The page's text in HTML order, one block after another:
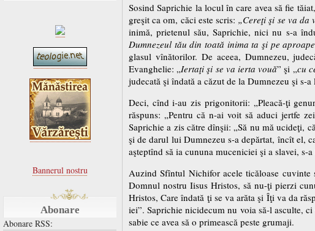
Bannerul nostru
Abonare
Abonare RSS:
Sosind Saprichie la locul în care avea să fie
greşit ca om, căci este scris: „Cereţi şi se va da
inimă, prietenul său, Saprichie, nici nu s-a
Dumnezeul tău din toată inima ta şi pe
glasul vînătorilor. De aceea, Dumnezeu,
Evanghelie: „Iertaţi şi se va ierta vouă” şi „cu
judecată şi îndată a căzut de la Dumnezeu şi s-
Deci, cînd i-au zis prigonitorii: „Pleacă-ţi
răspuns: „Pentru că n-ai voit să aduci jertfe
Saprichie a zis către dînşii: „Să nu mă ucideţi,
şi de darul lui Dumnezeu s-a depărtat, încît el,
aşteptînd să ia cununa muceniciei şi a slavei, s-
Auzind Sfîntul Nichifor acele ticăloase
Domnul nostru Iisus Hristos, să nu-ţi pierzi
Hristos, Care îndată ţi se va arăta şi Îţi va da
iei”. Saprichie nicidecum nu voia să-l asculte,
sabie ce avea să o primească peste grumaji.